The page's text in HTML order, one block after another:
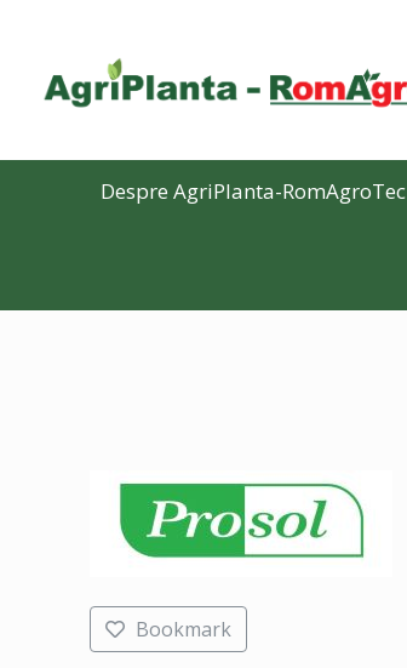
Despre AgriPlanta-RomAgroTec
Bookmark